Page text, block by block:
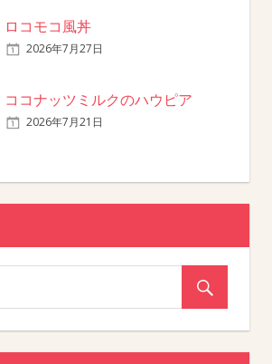
ロコモコ風丼
2026年7月27日
ココナッツミルクのハウピア
2026年7月21日